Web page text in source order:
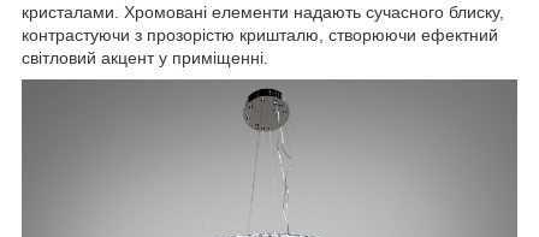
кристалами. Хромовані елементи надають сучасного блиску,
контрастуючи з прозорістю кришталю, створюючи ефектний
світловий акцент у приміщенні.